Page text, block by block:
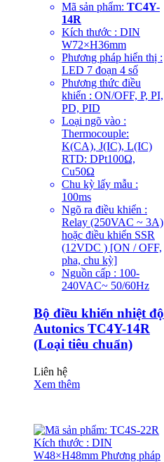
Mã sản phẩm: TC4Y-
14R
Kích thước : DIN
W72×H36mm
Phương pháp hiển thị :
LED 7 đoạn 4 số
Phương thức điều
khiển : ON/OFF, P, PI,
PD, PID
Loại ngõ vào :
Thermocouple:
K(CA), J(IC), L(IC)
RTD: DPt100Ω,
Cu50Ω
Chu kỳ lấy mẫu :
100ms
Ngõ ra điều khiển :
Relay (250VAC ~ 3A)
hoặc điều khiển SSR
(12VDC ) [ON / OFF,
pha, chu kỳ]
Nguồn cấp : 100-
240VAC~ 50/60Hz
Bộ điều khiển nhiệt độ
Autonics TC4Y-14R
(Loại tiêu chuẩn)
Liên hệ
Xem thêm